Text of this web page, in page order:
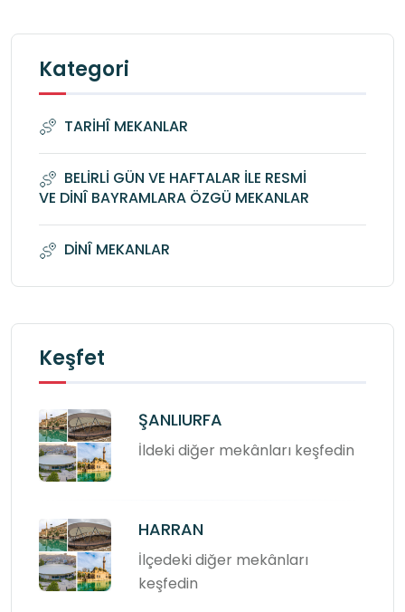
Kategori
TARİHÎ MEKANLAR
BELİRLİ GÜN VE HAFTALAR İLE RESMİ
VE DİNÎ BAYRAMLARA ÖZGÜ MEKANLAR
DİNÎ MEKANLAR
Keşfet
ŞANLIURFA
İldeki diğer mekânları keşfedin
HARRAN
İlçedeki diğer mekânları
keşfedin